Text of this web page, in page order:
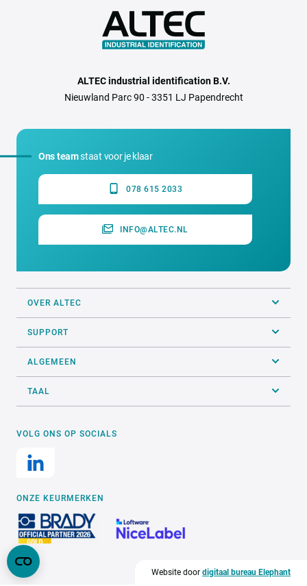
ALTEC industrial identification B.V.
Nieuwland Parc 90 - 3351 LJ Papendrecht
Ons teamstaat voor je klaar
078 615 2033
INFO@ALTEC.NL
OVER ALTEC
SUPPORT
ALGEMEEN
TAAL
VOLG ONS OP SOCIALS
ONZE KEURMERKEN
Website door digitaal bureau Elephant